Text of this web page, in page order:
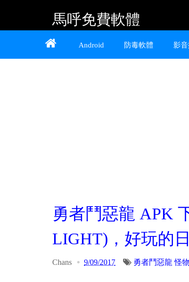
Home About Contact
馬呼免費軟體
提供 Android、iOS 好用的手機應用程式及
Android 防毒軟體 影
勇者鬥惡龍 APK
LIGHT)，好玩的
Chans 9/09/2017 勇者鬥惡龍 怪